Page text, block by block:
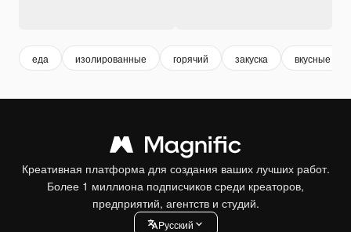
еда изолированные горячий закуска вкусные
Креативная платформа для создания ваших лучших работ.
Более 1 миллиона подписчиков среди креаторов,
предприятий, агентств и студий.
Pусский